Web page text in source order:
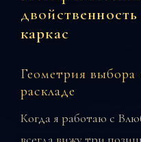
каркас
Геометрия выбора
раскладе
Когда я работаю с